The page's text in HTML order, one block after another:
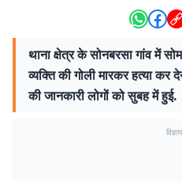
थाना क्षेत्र के सोनबरसा गांव में
व्यक्ति की गोली मारकर हत्या कर
की जानकारी लोगों को सुबह में हुई.